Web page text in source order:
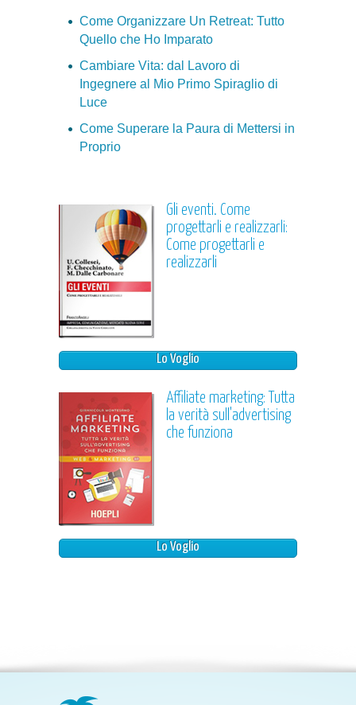
Come Organizzare Un Retreat: Tutto
Quello che Ho Imparato
Cambiare Vita: dal Lavoro di
Ingegnere al Mio Primo Spiraglio di
Luce
Come Superare la Paura di Mettersi in
Proprio
Gli eventi. Come
progettarli e realizzarli:
Come progettarli e
realizzarli
Lo Voglio
Affiliate marketing: Tutta
la verità sull'advertising
che funziona
Lo Voglio